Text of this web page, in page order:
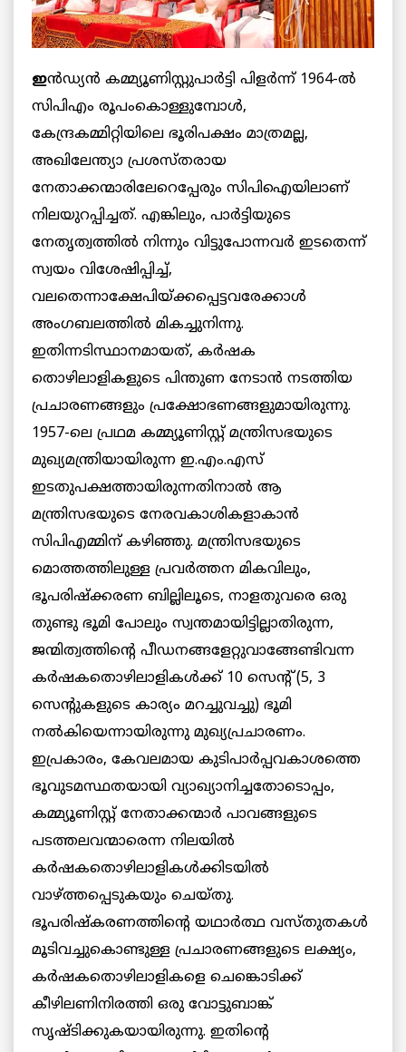
ഇന്‍ഡ്യന്‍ കമ്മ്യൂണിസ്റ്റുപാര്‍ട്ടി പിളര്‍ന്ന് 1964-ല്‍
സിപിഎം രൂപംകൊള്ളുമ്പോള്‍,
കേന്ദ്രകമ്മിറ്റിയിലെ ഭൂരിപക്ഷം മാത്രമല്ല,
അഖിലേന്ത്യാ പ്രശസ്തരായ
നേതാക്കന്മാരിലേറെപ്പേരും സിപിഐയിലാണ്
നിലയുറപ്പിച്ചത്. എങ്കിലും, പാര്‍ട്ടിയുടെ
നേതൃത്വത്തില്‍ നിന്നും വിട്ടുപോന്നവര്‍ ഇടതെന്ന്
സ്വയം വിശേഷിപ്പിച്ച്,
വലതെന്നാക്ഷേപിയ്ക്കപ്പെട്ടവരേക്കാള്‍
അംഗബലത്തില്‍ മികച്ചുനിന്നു.
ഇതിന്നടിസ്ഥാനമായത്, കര്‍ഷക
തൊഴിലാളികളുടെ പിന്തുണ നേടാന്‍ നടത്തിയ
പ്രചാരണങ്ങളും പ്രക്ഷോഭണങ്ങളുമായിരുന്നു.
1957-ലെ പ്രഥമ കമ്മ്യൂണിസ്റ്റ് മന്ത്രിസഭയുടെ
മുഖ്യമന്ത്രിയായിരുന്ന ഇ.എം.എസ്
ഇടതുപക്ഷത്തായിരുന്നതിനാല്‍ ആ
മന്ത്രിസഭയുടെ നേരവകാശികളാകാന്‍
സിപിഎമ്മിന് കഴിഞ്ഞു. മന്ത്രിസഭയുടെ
മൊത്തത്തിലുള്ള പ്രവര്‍ത്തന മികവിലും,
ഭൂപരിഷ്ക്കരണ ബില്ലിലൂടെ, നാളതുവരെ ഒരു
തുണ്ടു ഭൂമി പോലും സ്വന്തമായിട്ടില്ലാതിരുന്ന,
ജന്മിത്വത്തിന്റെ പീഡനങ്ങളേറ്റുവാങ്ങേണ്ടിവന്ന
കര്‍ഷകതൊഴിലാളികള്‍ക്ക് 10 സെന്റ് (5, 3
സെന്റുകളുടെ കാര്യം മറച്ചുവച്ചു) ഭൂമി
നല്‍കിയെന്നായിരുന്നു മുഖ്യപ്രചാരണം.
ഇപ്രകാരം, കേവലമായ കുടിപാര്‍പ്പവകാശത്തെ
ഭൂവുടമസ്ഥതയായി വ്യാഖ്യാനിച്ചതോടൊപ്പം,
കമ്മ്യൂണിസ്റ്റ് നേതാക്കന്മാര്‍ പാവങ്ങളുടെ
പടത്തലവന്മാരെന്ന നിലയില്‍
കര്‍ഷകതൊഴിലാളികള്‍ക്കിടയില്‍
വാഴ്ത്തപ്പെടുകയും ചെയ്തു.
ഭൂപരിഷ്കരണത്തിന്റെ യഥാര്‍ത്ഥ വസ്തുതകള്‍
മൂടിവച്ചുകൊണ്ടുള്ള പ്രചാരണങ്ങളുടെ ലക്ഷ്യം,
കര്‍ഷകതൊഴിലാളികളെ ചെങ്കൊടിക്ക്
കീഴിലണിനിരത്തി ഒരു വോട്ടുബാങ്ക്
സൃഷ്ടിക്കുകയായിരുന്നു. ഇതിന്റെ